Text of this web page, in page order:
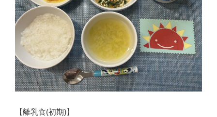
【離乳食(初期)】